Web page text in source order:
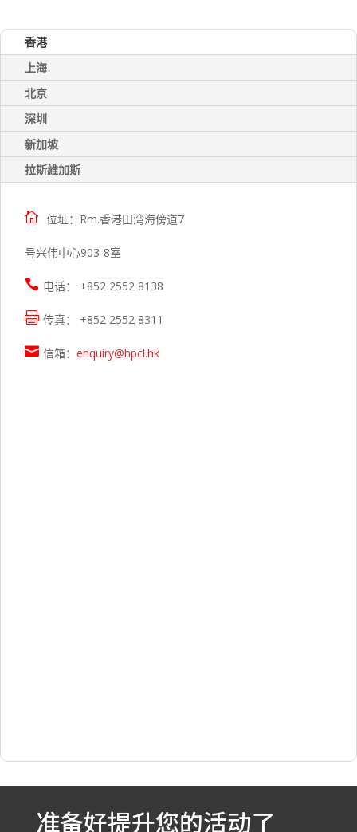
香港
上海
北京
深圳
新加坡
拉斯維加斯
 位址：Rm.香港田湾海傍道7
号兴伟中心903-8室
 电话： +852 2552 8138
 传真： +852 2552 8311
 信箱： enquiry@hpcl.hk
准备好提升您的活动了